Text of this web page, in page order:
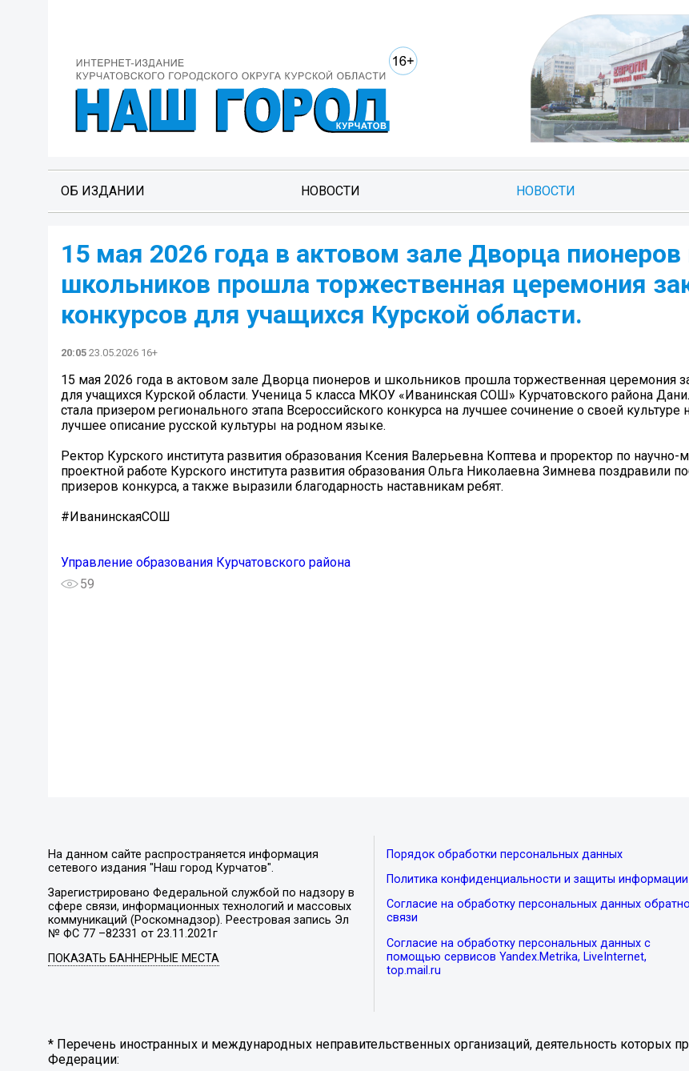
ОБ ИЗДАНИИ НОВОСТИ НОВОСТИ
15 мая 2026 года в актовом зале Дворца пионеров
школьников прошла торжественная церемония
конкурсов для учащихся Курской области.
20:05 23.05.2026 16+
15 мая 2026 года в актовом зале Дворца пионеров и школьников прошла торжественная церемония
для учащихся Курской области. Ученица 5 класса МКОУ «Иванинская СОШ» Курчатовского района
стала призером регионального этапа Всероссийского конкурса на лучшее сочинение о своей культуре
лучшее описание русской культуры на родном языке.
Ректор Курского института развития образования Ксения Валерьевна Коптева и проректор по научно-
проектной работе Курского института развития образования Ольга Николаевна Зимнева поздравили
призеров конкурса, а также выразили благодарность наставникам ребят.
#ИванинскаяСОШ
Управление образования Курчатовского района
59
На данном сайте распространяется информация
сетевого издания "Наш город Курчатов".
Зарегистрировано Федеральной службой по надзору в
сфере связи, информационных технологий и массовых
коммуникаций (Роскомнадзор). Реестровая запись Эл
№ ФС 77 –82331 от 23.11.2021г
ПОКАЗАТЬ БАННЕРНЫЕ МЕСТА
Порядок обработки персональных данных
Политика конфиденциальности и защиты информации
Согласие на обработку персональных данных
связи
Согласие на обработку персональных данных с
помощью сервисов Yandex.Metrika, LiveInternet,
top.mail.ru
* Перечень иностранных и международных неправительственных организаций, деятельность которых
Федерации: